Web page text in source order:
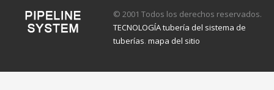
© 2001 Todos los derechos reservados.
TECNOLOGÍA tubería del sistema de
tuberías. mapa del sitio